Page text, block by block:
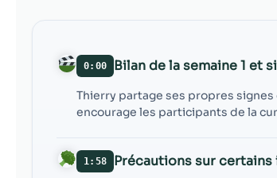
0:00 Bilan de la semaine 1 et
Thierry partage ses propres
encourage les participants de la
1:58 Précautions sur